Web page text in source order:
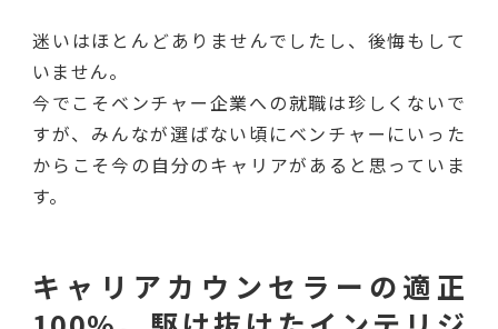
迷いはほとんどありませんでしたし、後悔もして
いません。
今でこそベンチャー企業への就職は珍しくないで
すが、みんなが選ばない頃にベンチャーにいった
からこそ今の自分のキャリアがあると思っていま
す。
キャリアカウンセラーの適正